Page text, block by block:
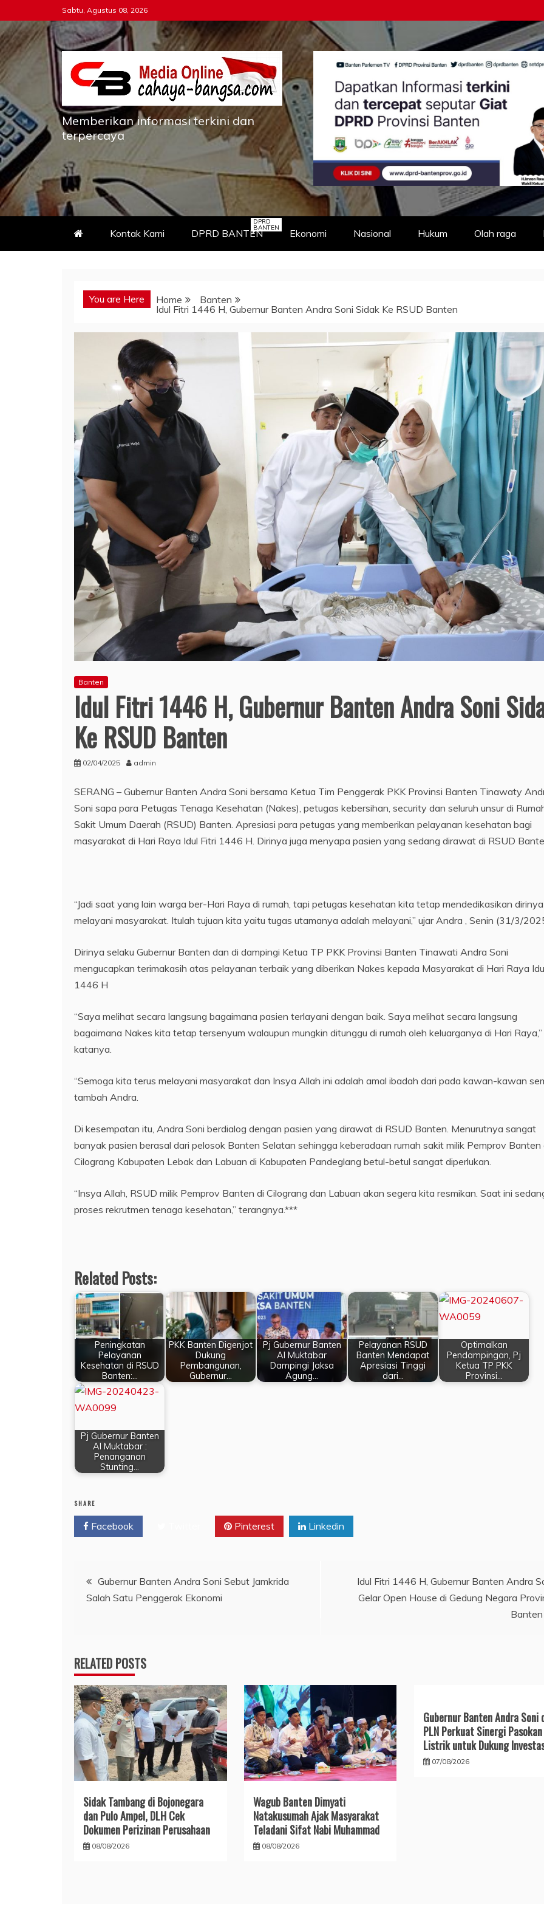
to
content
Sabtu, Agustus 08, 2026
Memberikan informasi terkini dan
terpercaya
Kontak Kami DPRD BANTEN
DPRD
BANTEN Ekonomi Nasional Hukum Olah raga
You are Here Home
Banten
Idul Fitri 1446 H, Gubernur Banten Andra Soni Sidak Ke RSUD Banten
Banten
Idul Fitri 1446 H, Gubernur Banten Andra Soni
Ke RSUD Banten
02/04/2025 admin
SERANG – Gubernur Banten Andra Soni bersama Ketua Tim Penggerak PKK Provinsi Banten Tinawaty
Soni sapa para Petugas Tenaga Kesehatan (Nakes), petugas kebersihan, security dan seluruh unsur di
Sakit Umum Daerah (RSUD) Banten. Apresiasi para petugas yang memberikan pelayanan kesehatan bagi
masyarakat di Hari Raya Idul Fitri 1446 H. Dirinya juga menyapa pasien yang sedang dirawat di RSUD
“Jadi saat yang lain warga ber-Hari Raya di rumah, tapi petugas kesehatan kita tetap mendedikasikan dirinya
melayani masyarakat. Itulah tujuan kita yaitu tugas utamanya adalah melayani,” ujar Andra , Senin (31/3/
Dirinya selaku Gubernur Banten dan di dampingi Ketua TP PKK Provinsi Banten Tinawati Andra Soni
mengucapkan terimakasih atas pelayanan terbaik yang diberikan Nakes kepada Masyarakat di Hari Raya
1446 H
“Saya melihat secara langsung bagaimana pasien terlayani dengan baik. Saya melihat secara langsung
bagaimana Nakes kita tetap tersenyum walaupun mungkin ditunggu di rumah oleh keluarganya di Hari Raya,”
katanya.
“Semoga kita terus melayani masyarakat dan Insya Allah ini adalah amal ibadah dari pada kawan-kawan
tambah Andra.
Di kesempatan itu, Andra Soni berdialog dengan pasien yang dirawat di RSUD Banten. Menurutnya sangat
banyak pasien berasal dari pelosok Banten Selatan sehingga keberadaan rumah sakit milik Pemprov Banten
Cilograng Kabupaten Lebak dan Labuan di Kabupaten Pandeglang betul-betul sangat diperlukan.
“Insya Allah, RSUD milik Pemprov Banten di Cilograng dan Labuan akan segera kita resmikan. Saat ini
proses rekrutmen tenaga kesehatan,” terangnya.***
Related Posts:
Peningkatan
Pelayanan
Kesehatan di RSUD
Banten:…
PKK Banten Digenjot
Dukung
Pembangunan,
Gubernur…
Pj Gubernur Banten
Al Muktabar
Dampingi Jaksa
Agung…
Pelayanan RSUD
Banten Mendapat
Apresiasi Tinggi
dari…
Optimalkan
Pendampingan, Pj
Ketua TP PKK
Provinsi…
Pj Gubernur Banten
Al Muktabar :
Penanganan
Stunting…
SHARE
Facebook Pinterest Linkedin
Navigasi
pos
Gubernur Banten Andra Soni Sebut Jamkrida
Salah Satu Penggerak Ekonomi
Idul Fitri 1446 H, Gubernur Banten Andra
Gelar Open House di Gedung Negara
Banten
RELATED POSTS
Sidak Tambang di Bojonegara
dan Pulo Ampel, DLH Cek
Dokumen Perizinan Perusahaan
08/08/2026
Wagub Banten Dimyati
Natakusumah Ajak Masyarakat
Teladani Sifat Nabi Muhammad
08/08/2026
Gubernur Banten Andra Soni
PLN Perkuat Sinergi Pasokan
Listrik untuk Dukung
07/08/2026